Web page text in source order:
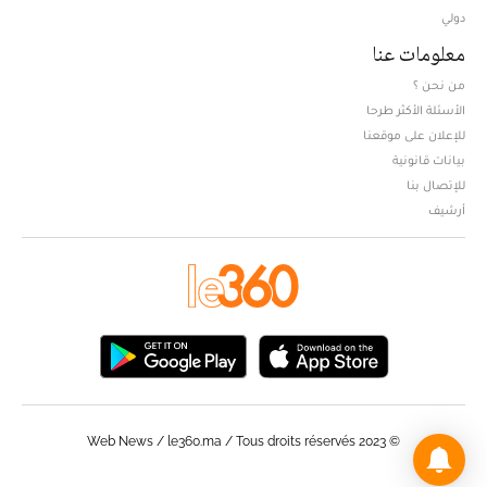
دولي
معلومات عنا
من نحن ؟
الأسئلة الأكثر طرحا
للإعلان على موقعنا
بيانات قانونية
للإتصال بنا
أرشيف
© Web News / le360.ma / Tous droits réservés 2023